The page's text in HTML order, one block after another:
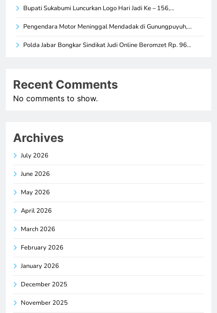
Bupati Sukabumi Luncurkan Logo Hari Jadi Ke – 156,…
Pengendara Motor Meninggal Mendadak di Gunungpuyuh,…
Polda Jabar Bongkar Sindikat Judi Online Beromzet Rp. 96…
Recent Comments
No comments to show.
Archives
July 2026
June 2026
May 2026
April 2026
March 2026
February 2026
January 2026
December 2025
November 2025